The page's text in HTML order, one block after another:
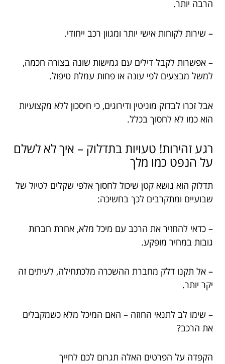
הרבה יותר.
– שירות לקוחות אישי יותר ומגוון רכב ייחודי.
– אפשרות לקבל דילים עם גמישות שונה בצורה חכמה,
למשל מבצעים לפי עונה או פחות עמלת טיפול.
אבל זכרו לבדוק מוניטין ודירוגים, כי חיסכון ללא מקצועיות
הוא כמו לא לחסוך בכלל.
רגע זהירות! טעויות בתדלוק – איך לא לשלם
על הנפט כמו מלך
תדלוק הוא נושא קטן שיכול לחסוך אלפי שקלים לטיול של
שבועיים ומתקרבים לכך בחשיכה:
– כדאי להחזיר את הרכב עם מיכל מלא, אחרת חברות
גובות במחיר מופקע.
– אל תקנו דלק מחברת ההשכרה מלכתחילה, לעיתים זה
יקר יותר.
– שימו לב לתנאי החוזה – האם המיכל מלא כשמקבלים
את הרכב?
הקפדה על הפרטים האלה תגרום לכם לחייך